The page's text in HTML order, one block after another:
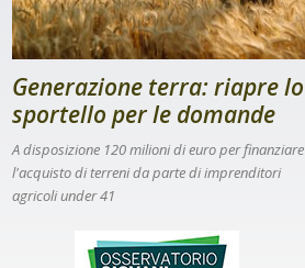
Generazione terra: riapre lo
sportello per le domande
A disposizione 120 milioni di euro per finanziare
l'acquisto di terreni da parte di imprenditori
agricoli under 41